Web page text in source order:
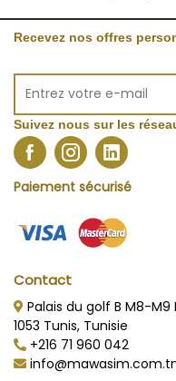
Recevez nos offres
Suivez nous sur les
Paiement sécurisé
Contact
Palais du golf B M8-
1053 Tunis, Tunisie
+216 71 960 042